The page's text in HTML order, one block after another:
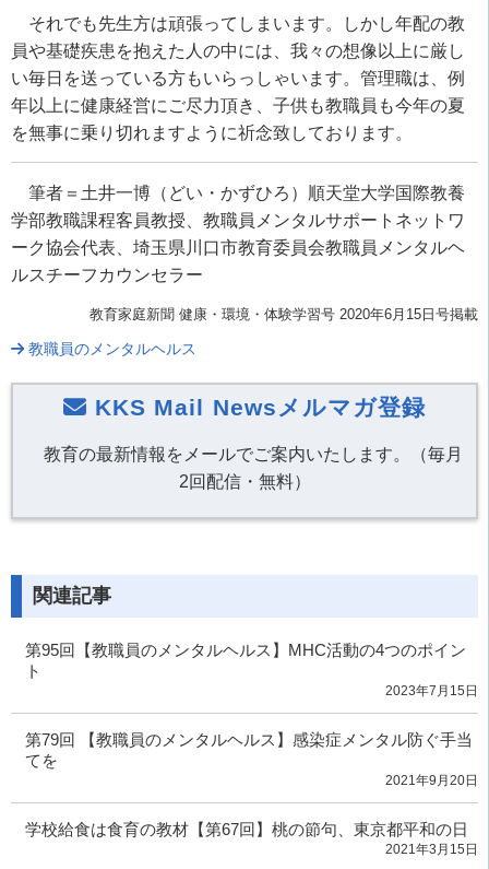
それでも先生方は頑張ってしまいます。しかし年配の教
員や基礎疾患を抱えた人の中には、我々の想像以上に厳し
い毎日を送っている方もいらっしゃいます。管理職は、例
年以上に健康経営にご尽力頂き、子供も教職員も今年の夏
を無事に乗り切れますように祈念致しております。
筆者＝土井一博（どい・かずひろ）順天堂大学国際教養
学部教職課程客員教授、教職員メンタルサポートネットワ
ーク協会代表、埼玉県川口市教育委員会教職員メンタルヘ
ルスチーフカウンセラー
教育家庭新聞 健康・環境・体験学習号 2020年6月15日号掲載
教職員のメンタルヘルス
KKS Mail Newsメルマガ登録
教育の最新情報をメールでご案内いたします。（毎月
2回配信・無料）
関連記事
第95回【教職員のメンタルヘルス】MHC活動の4つのポイン
ト
2023年7月15日
第79回 【教職員のメンタルヘルス】感染症メンタル防ぐ手当
てを
2021年9月20日
学校給食は食育の教材【第67回】桃の節句、東京都平和の日
2021年3月15日